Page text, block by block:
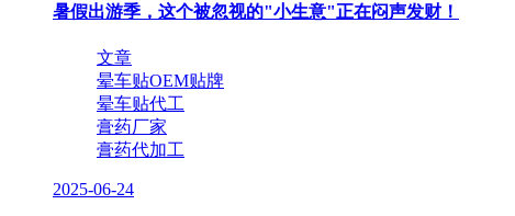
暑假出游季，这个被忽视的"小生意"正在闷声发财！
文章
晕车贴OEM贴牌
晕车贴代工
膏药厂家
膏药代加工
2025-06-24